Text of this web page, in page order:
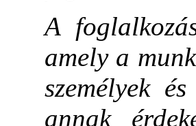
A
amely a
személyek
annak